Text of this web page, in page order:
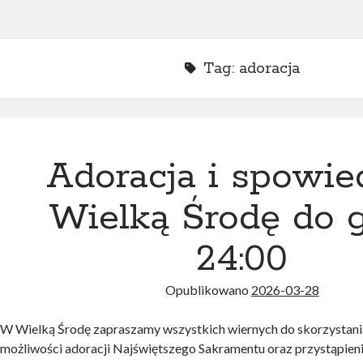
Tag: adoracja
Adoracja i
Wielką Środę do
24:00
Opublikowano 2026-03-28
W Wielką Środę zapraszamy wszystkich wiernych do
możliwości adoracji Najświętszego Sakramentu oraz